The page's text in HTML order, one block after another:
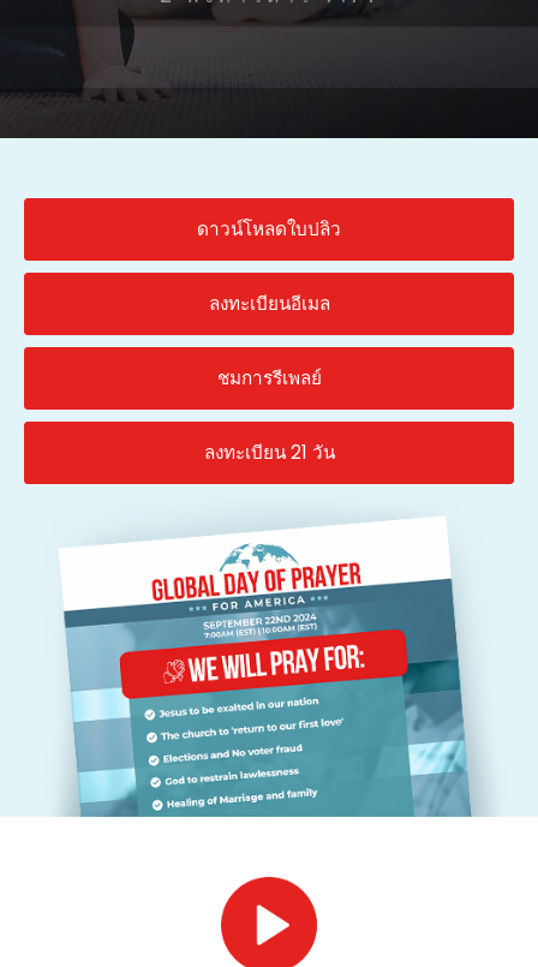
ดาวน์โหลดใบปลิว
ลงทะเบียนอีเมล
ชมการรีเพลย์
ลงทะเบียน 21 วัน